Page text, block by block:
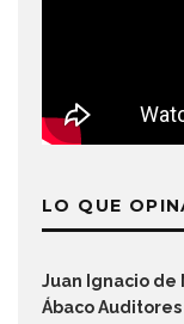
LO QUE
Juan Ignacio de
Ábaco